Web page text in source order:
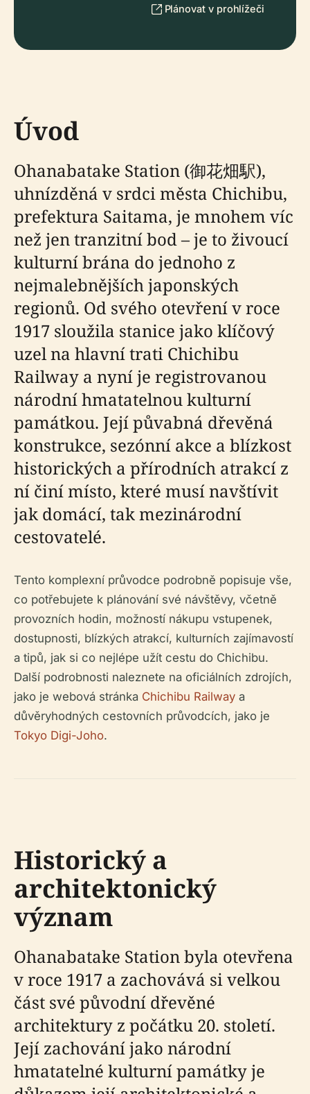
Plánovat v prohlížeči
Úvod
Ohanabatake Station (御花畑駅),
uhnízděná v srdci města Chichibu,
prefektura Saitama, je mnohem víc
než jen tranzitní bod – je to živoucí
kulturní brána do jednoho z
nejmalebnějších japonských
regionů. Od svého otevření v roce
1917 sloužila stanice jako klíčový
uzel na hlavní trati Chichibu
Railway a nyní je registrovanou
národní hmatatelnou kulturní
památkou. Její půvabná dřevěná
konstrukce, sezónní akce a blízkost
historických a přírodních atrakcí z
ní činí místo, které musí navštívit
jak domácí, tak mezinárodní
cestovatelé.
Tento komplexní průvodce podrobně popisuje vše,
co potřebujete k plánování své návštěvy, včetně
provozních hodin, možností nákupu vstupenek,
dostupnosti, blízkých atrakcí, kulturních zajímavostí
a tipů, jak si co nejlépe užít cestu do Chichibu.
Další podrobnosti naleznete na oficiálních zdrojích,
jako je webová stránka Chichibu Railway a
důvěryhodných cestovních průvodcích, jako je
Tokyo Digi-Joho.
Historický a
architektonický
význam
Ohanabatake Station byla otevřena
v roce 1917 a zachovává si velkou
část své původní dřevěné
architektury z počátku 20. století.
Její zachování jako národní
hmatatelné kulturní památky je